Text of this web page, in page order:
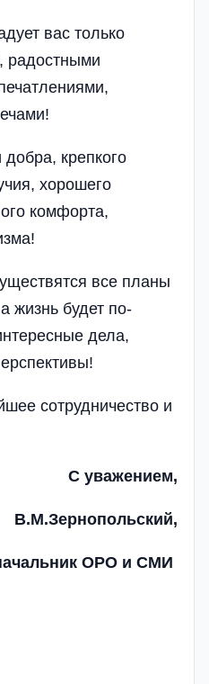
вас только
радостными
крепкого
хорошего
комфорта,
все планы
жизнь будет по-
дела,
сотрудничество и
С уважением,
В.М.Зернопольский,
ОРО и СМИ